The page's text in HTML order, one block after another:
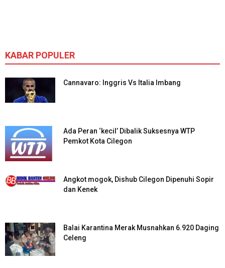
KABAR POPULER
Cannavaro: Inggris Vs Italia Imbang
Ada Peran ‘kecil’ Dibalik Suksesnya WTP
Pemkot Kota Cilegon
Angkot mogok, Dishub Cilegon Dipenuhi Sopir
dan Kenek
Balai Karantina Merak Musnahkan 6.920 Daging
Celeng